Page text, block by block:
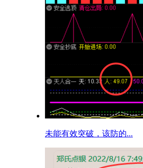
未能有效突破，该防的...